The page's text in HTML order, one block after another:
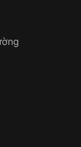
trực tiếp
suốt quá